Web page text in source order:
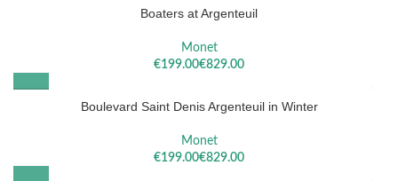
Boaters at Argenteuil
Monet
€
€
Boulevard Saint Denis Argenteuil in Winter
Monet
€
€